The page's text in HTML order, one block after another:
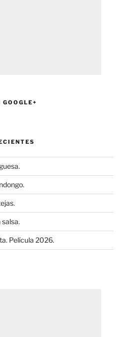
GOOGLE+
Película 2026.